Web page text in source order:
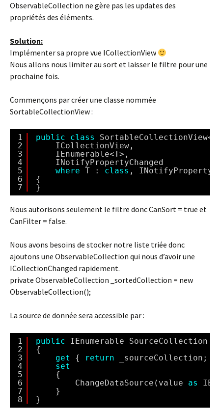
ObservableCollection ne gère pas les updates des
propriétés des éléments.
Solution:
Implémenter sa propre vue ICollectionView
Nous allons nous limiter au sort et laisser le filtre pour une
prochaine fois.
Commençons par créer une classe nommée
SortableCollectionView :
1
2
3
4
5
6
7
public class
ICollectionView,
IEnumerable<T>,
INotifyPropertyChanged
where T : class ,
{
}
Nous autorisons seulement le filtre donc CanSort = true et
CanFilter = false.
Nous avons besoins de stocker notre liste triée donc
ajoutons une ObservableCollection qui nous d’avoir une
ICollectionChanged rapidement.
private ObservableCollection _sortedCollection = new
ObservableCollection();
La source de donnée sera accessible par :
1
2
3
4
5
6
7
8
public
IEnumerable SourceCollection
{
get
{ return
_sourceCollection; }
set
{
ChangeDataSource(value as
}
}